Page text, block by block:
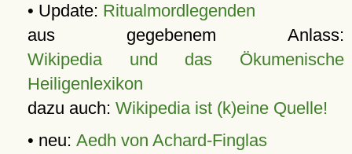
• Update: Ritualmordlegenden
aus gegebenem Anlass:
Wikipedia und das Ökumenische
Heiligenlexikon
dazu auch: Wikipedia ist (k)eine Quelle!
• neu: Aedh von Achard-Finglas